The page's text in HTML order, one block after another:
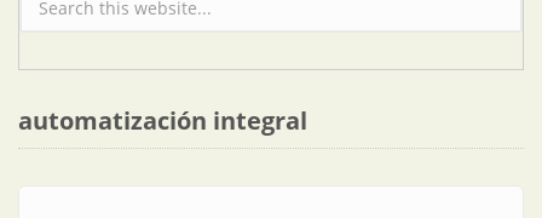
Formulario de búsqueda
automatización integral